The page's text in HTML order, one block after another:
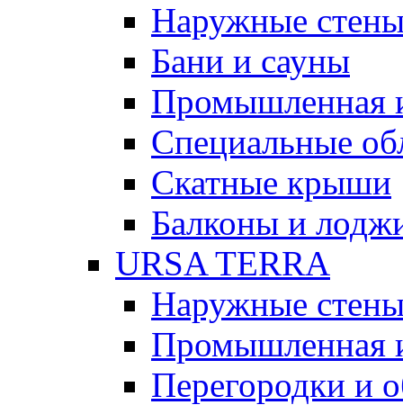
Наружные
Бани и сауны
Промышленная
Специальные
Скатные крыши
Балконы и
URSA TERRA
Наружные
Промышленная
Перегородки и